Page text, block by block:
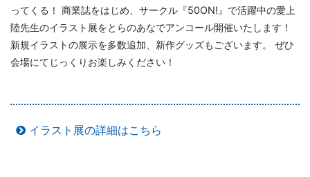
ってくる！ 商業誌をはじめ、サークル『50ON!』で活躍中の愛上
陸先生のイラスト展をとらのあなでアンコール開催いたします！
新規イラストの展示を多数追加、新作グッズもございます。 ぜひ
会場にてじっくりお楽しみください！
イラスト展の詳細はこちら